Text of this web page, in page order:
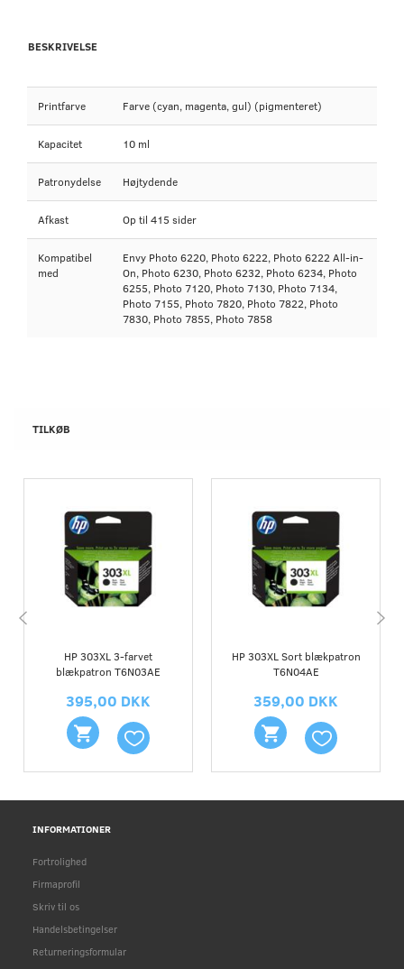
BESKRIVELSE
Printfarve Farve (cyan, magenta, gul) (pigmenteret)
Kapacitet 10 ml
Patronydelse Højtydende
Afkast Op til 415 sider
Kompatibel
med
Envy Photo 6220, Photo 6222, Photo 6222 All-in-
On, Photo 6230, Photo 6232, Photo 6234, Photo
6255, Photo 7120, Photo 7130, Photo 7134,
Photo 7155, Photo 7820, Photo 7822, Photo
7830, Photo 7855, Photo 7858
TILKØB
HP 303XL 3-farvet
blækpatron T6N03AE
395,00 DKK
HP 303XL Sort blækpatron
T6N04AE
359,00 DKK
INFORMATIONER
Fortrolighed
Firmaprofil
Skriv til os
Handelsbetingelser
Returneringsformular